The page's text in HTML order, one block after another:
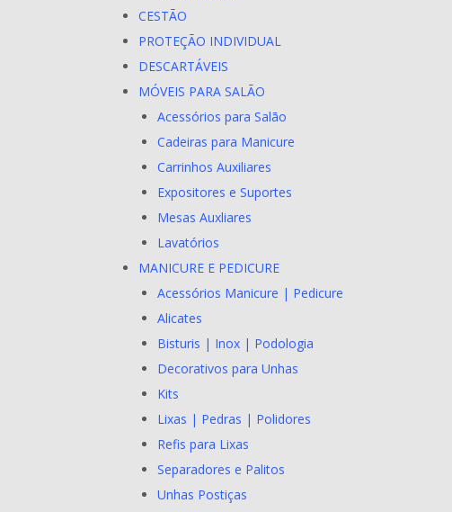
CESTÃO
PROTEÇÃO INDIVIDUAL
DESCARTÁVEIS
MÓVEIS PARA SALÃO
Acessórios para Salão
Cadeiras para Manicure
Carrinhos Auxiliares
Expositores e Suportes
Mesas Auxliares
Lavatórios
MANICURE E PEDICURE
Acessórios Manicure | Pedicure
Alicates
Bisturis | Inox | Podologia
Decorativos para Unhas
Kits
Lixas | Pedras | Polidores
Refis para Lixas
Separadores e Palitos
Unhas Postiças